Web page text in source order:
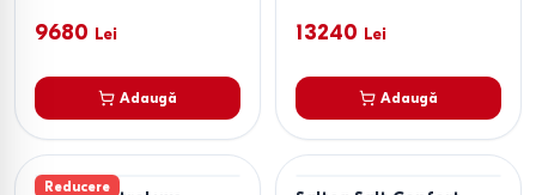
9680 Lei
Adaugă
13240 Lei
Adaugă
Reducere